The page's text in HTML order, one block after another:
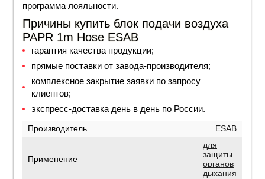
программа лояльности.
Причины купить блок подачи воздуха
PAPR 1m Hose ESAB
гарантия качества продукции;
прямые поставки от завода-производителя;
комплексное закрытие заявки по запросу
клиентов;
экспресс-доставка день в день по России.
Производитель ESAB
Применение
для
защиты
органов
дыхания